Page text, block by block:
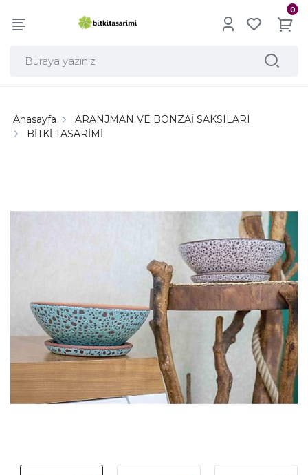
0
Anasayfa
ARANJMAN VE BONZAİ SAKSILARI
BİTKİ TASARİMİ